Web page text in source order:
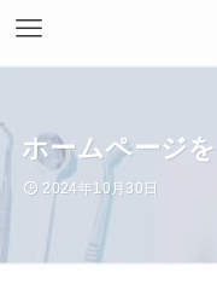
ホームページ
2024年10月30日